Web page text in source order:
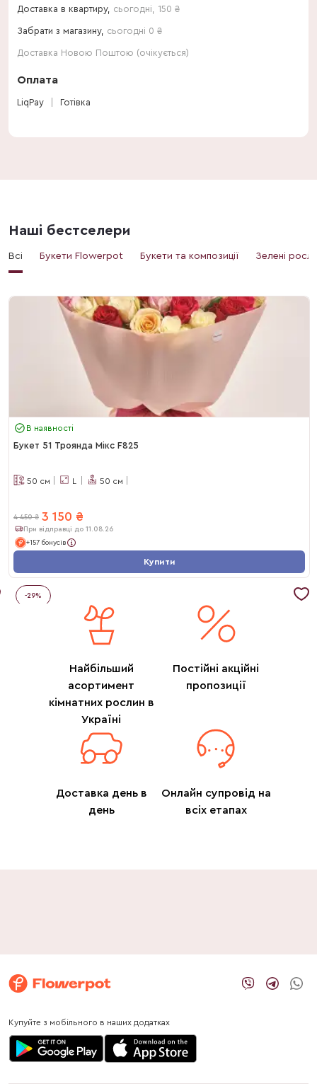
Доставка в квартиру, сьогодні 150 ₴
Забрати з магазину, сьогодні 0 ₴
Доставка Новою Поштою (очікується)
Оплата
LiqPay Готівка
Наші бестселери
Всі Букети Flowerpot Букети та композиції Зелені
В наявності
Букет 51 Троянда Мікс F825
50 см L 50 см
4 450 ₴ 3 150 ₴
При відправці до 11.08.26
+157 бонусів
Купити
-29%
Найбільший
асортимент
кімнатних рослин в
Україні
Постійні акційні
пропозиції
Доставка день в
день
Онлайн супровід на
всіх етапах
Купуйте з мобільного в наших додатках